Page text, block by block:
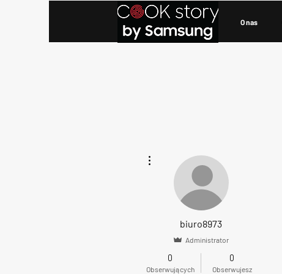
O nas
biuro8973
Administrator
0
Obserwujących
0
Obserwujesz